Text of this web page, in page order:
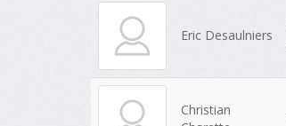
Eric Desaulniers
Christian